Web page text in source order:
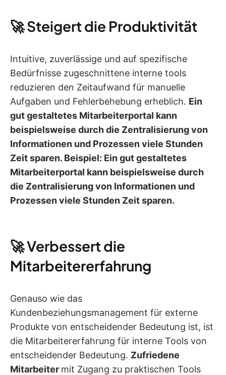
🚀 Steigert die Produktivität
Intuitive, zuverlässige und auf spezifische
Bedürfnisse zugeschnittene interne tools
reduzieren den Zeitaufwand für manuelle
Aufgaben und Fehlerbehebung erheblich. Ein
gut gestaltetes Mitarbeiterportal kann
beispielsweise durch die Zentralisierung von
Informationen und Prozessen viele Stunden
Zeit sparen. Beispiel: Ein gut gestaltetes
Mitarbeiterportal kann beispielsweise durch
die Zentralisierung von Informationen und
Prozessen viele Stunden Zeit sparen.
🚀 Verbessert die
Mitarbeitererfahrung
Genauso wie das
Kundenbeziehungsmanagement für externe
Produkte von entscheidender Bedeutung ist, ist
die Mitarbeitererfahrung für interne Tools von
entscheidender Bedeutung. Zufriedene
Mitarbeiter mit Zugang zu praktischen Tools